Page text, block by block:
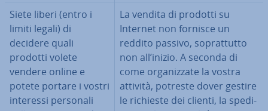
Siete liberi (entro i
limiti legali) di
decidere quali
prodotti volete
vendere online e
potete portare i vostri
interessi personali
La vendita di prodotti su
Internet non fornisce un
reddito passivo, so­prat­tut­to
non all’inizio. A seconda di
come or­ga­niz­za­te la vostra
attività, potreste dover gestire
le richieste dei clienti, la spe­di­